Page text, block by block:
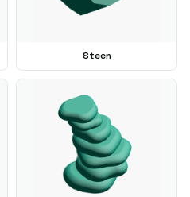
Steen